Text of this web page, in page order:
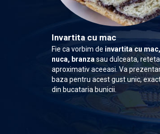
Invartita cu mac
Fie ca vorbim de invartita cu
nuca, branzasau dulceata,
aproximativ aceeasi. Va
baza pentru acest gust unic,
din bucataria bunicii.